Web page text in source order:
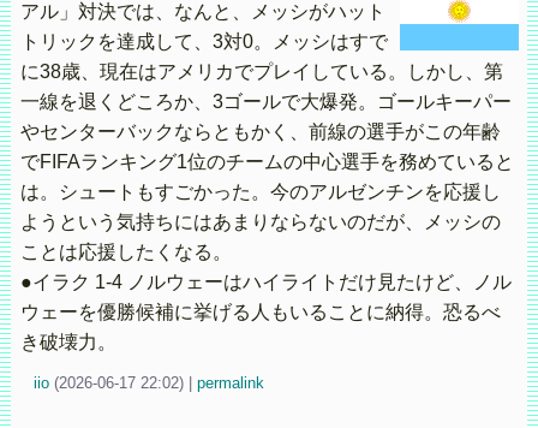
アル」対決では、なんと、メッシがハット
トリックを達成して、3対0。メッシはすで
に38歳、現在はアメリカでプレイしている。しかし、第
一線を退くどころか、3ゴールで大爆発。ゴールキーパー
やセンターバックならともかく、前線の選手がこの年齢
でFIFAランキング1位のチームの中心選手を務めていると
は。シュートもすごかった。今のアルゼンチンを応援し
ようという気持ちにはあまりならないのだが、メッシの
ことは応援したくなる。
●イラク 1-4 ノルウェーはハイライトだけ見たけど、ノル
ウェーを優勝候補に挙げる人もいることに納得。恐るべ
き破壊力。
iio (2026-06-17 22:02) permalink